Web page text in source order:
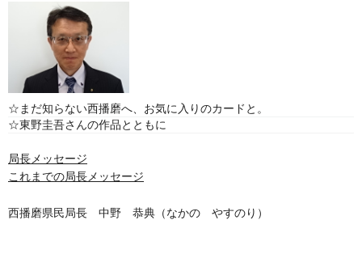
☆まだ知らない西播磨へ、お気に入りのカードと。
☆東野圭吾さんの作品とともに
局長メッセージ
これまでの局長メッセージ
西播磨県民局長 中野 恭典（なかの やすのり）